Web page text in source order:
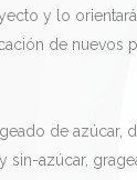
y lo
de nuevos
de azúcar,
azúcar,